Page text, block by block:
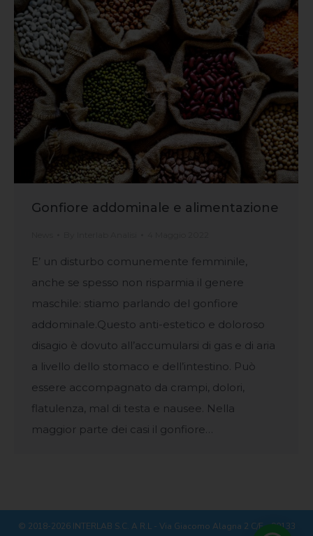
Gonfiore addominale e alimentazione
E’ un disturbo comunemente femminile,
anche se spesso non risparmia il genere
maschile: stiamo parlando del gonfiore
addominale.Questo anti-estetico e doloroso
disagio è dovuto all’accumularsi di gas e di aria
a livello dello stomaco e dell’intestino. Può
essere accompagnato da crampi, dolori,
flatulenza, mal di testa e nausee. Nella
maggior parte dei casi il gonfiore…
© 2018-2026 INTERLAB S.C. A R.L - Via Giacomo Alagna 2 C/E - 90133